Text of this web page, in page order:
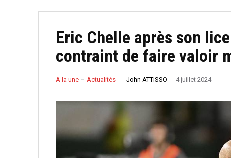
Eric Chelle après son
contraint de faire valoir
A la une Actualités John ATTISSO 4 juillet 2024